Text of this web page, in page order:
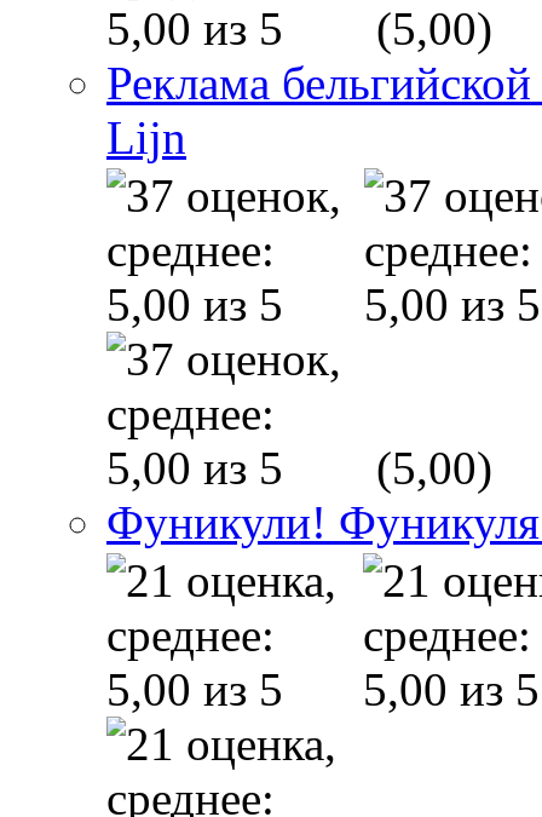
(5,00)
Реклама
Lijn
(5,00)
Фуникули!